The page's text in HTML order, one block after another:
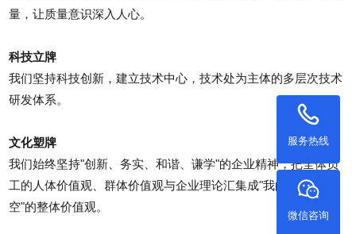
量，让质量意识深入人心。
科技立牌
我们坚持科技创新，建立技术中心，技术处为主体的多层次技术
研发体系。
文化塑牌
我们始终坚持"创新、务实、和谐、谦学"的企业精神，把全体员
工的人体价值观、群体价值观与企业理论汇集成"我的绿色天
空"的整体价值观。
服务热线
微信咨询